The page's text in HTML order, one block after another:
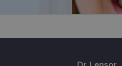
Slapukas naudojamas
sugeneruotą numerį
11 mėnesį
Šį slapuką „Cookie-